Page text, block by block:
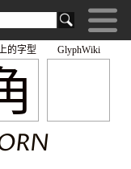
GlyphWiki
的字型